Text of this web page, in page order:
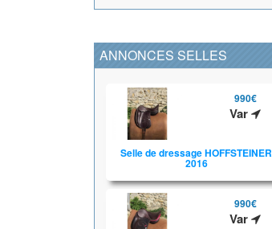
ANNONCES SELLES
990€
Var
Selle de dressage HOFFSTEINER
2016
990€
Var